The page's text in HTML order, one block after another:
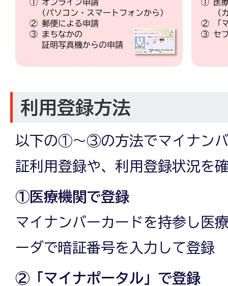
利用登録方法
以下の①～③の方法でマイナン
証利用登録や、利用登録状況を
①医療機関で登録
マイナンバーカードを持参し医
ーダで暗証番号を入力して登録
②「マイナポータル」で登録